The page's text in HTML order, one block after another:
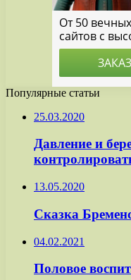
Популярные статьи
25.03.2020
Давление и
13.05.2020
Сказка
04.02.2021
Половое